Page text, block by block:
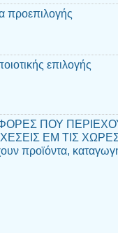
προεπιλογής
επιλογής
ΠΟΥ
ΕΜ ΤΙΣ
προϊόντα,